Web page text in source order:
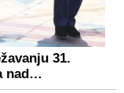
31.
nad…